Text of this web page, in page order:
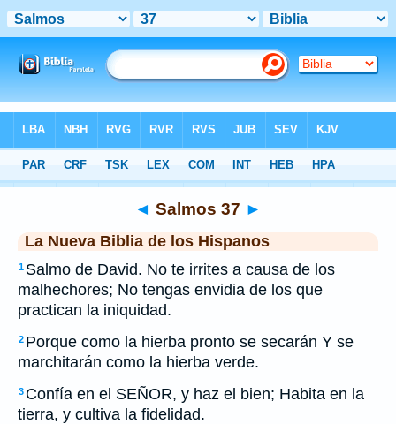
>NBLH > Salmos 37
◄ Salmos 37 ►
La Nueva Biblia de los Hispanos
1 Salmo de David. No te irrites a causa de los
malhechores; No tengas envidia de los que
practican la iniquidad.
2 Porque como la hierba pronto se secarán Y se
marchitarán como la hierba verde.
3 Confía en el SEÑOR, y haz el bien; Habita en la
tierra, y cultiva la fidelidad.